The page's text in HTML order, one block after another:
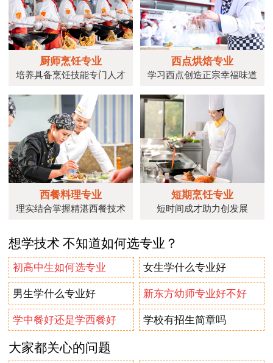
厨师烹饪专业
培养具备烹饪技能专门人才
西点烘焙专业
学习西点创造正宗幸福味道
西餐料理专业
理实结合掌握精湛西餐技术
短期烹饪专业
短时间成才助力创发展
想学技术 不知道如何选专业？
初高中生如何选专业 女生学什么专业好
男生学什么专业好 新东方幼师专业好不好
学中餐好还是学西餐好 学校有招生简章吗
大家都关心的问题